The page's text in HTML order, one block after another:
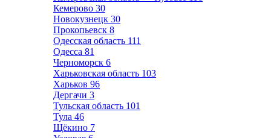
Кемерово 30
Новокузнецк 30
Прокопьевск 8
Одесская область 111
Одесса 81
Черноморск 6
Харьковская область 103
Харьков 96
Дергачи 3
Тульская область 101
Тула 46
Щёкино 7